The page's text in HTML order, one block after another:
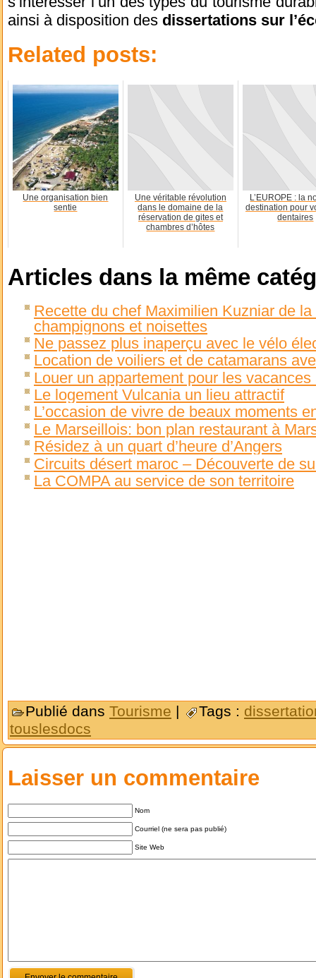
ainsi à disposition des dissertations sur
Related posts:
Une organisation bien
sentie
Une véritable révolution
dans le domaine de la
réservation de gites et
chambres d’hôtes
L’EUROPE : la
destination pour
dentaires
Articles dans la même
Recette du chef Maximilien Kuzniar de
champignons et noisettes
Ne passez plus inaperçu avec le vélo
Location de voiliers et de catamarans
Louer un appartement pour les vacances
Le logement Vulcania un lieu attractif
L’occasion de vivre de beaux moments
Le Marseillois: bon plan restaurant à
Résidez à un quart d’heure d’Angers
Circuits désert maroc – Découverte de
La COMPA au service de son territoire
Publié dans Tourisme | Tags :
touslesdocs
Laisser un commentaire
Nom
Courriel (ne sera pas publié)
Site Web